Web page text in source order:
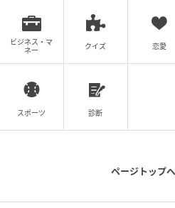
で顔まわりに光を足したり、
したりすると、こなれた印象
40代以降のファッションは
るよりも“バランスを整える
び、色の統一感、テイストミ
するだけで、だらしなさや老
ビジネス・マ
ネー
クイズ 恋愛
スポーツ 診断
ページトップ